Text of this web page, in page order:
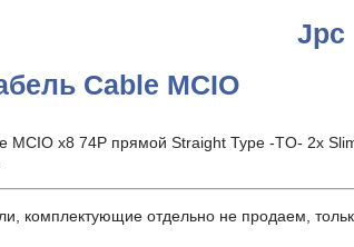
Jpc
Cable MCIO
MCIO x8 74P прямой Straight Type -TO- 2x
комплектующие отдельно не продаем,